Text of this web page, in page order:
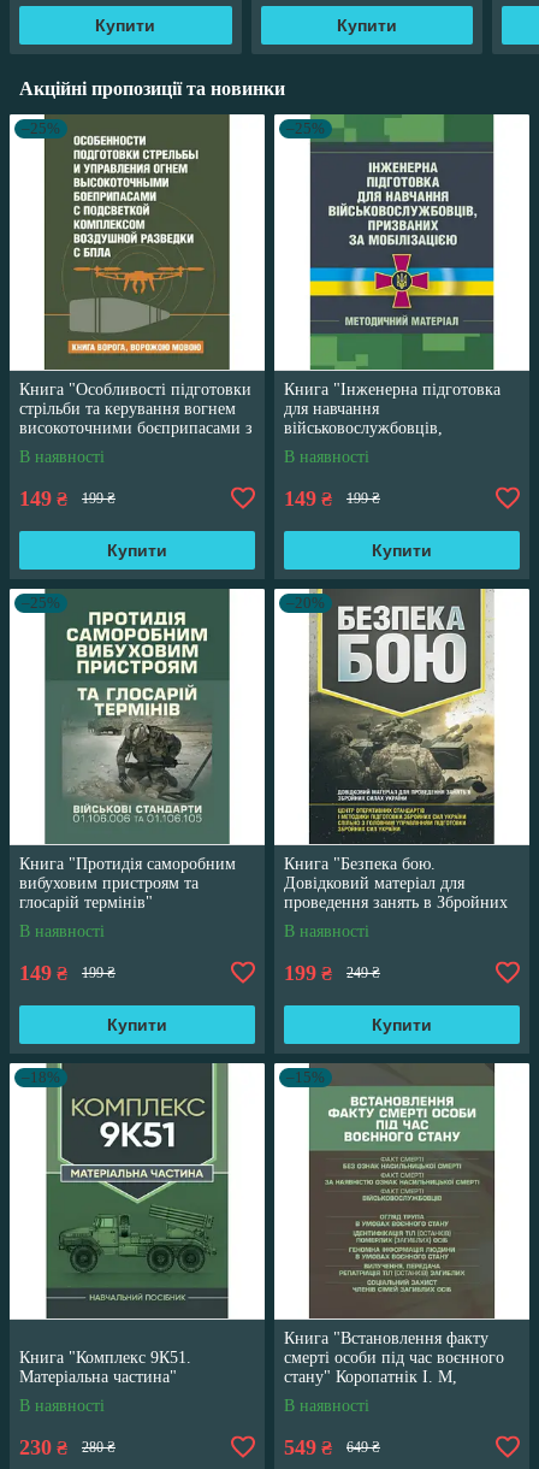
Купити Купити
Акційні пропозиції та новинки
–25%
Книга "Особливості підготовки
стрільби та керування вогнем
високоточними боєприпасами з
підсвіткою комплексом"
В наявності
149 ₴ 199 ₴
Купити
–25%
Книга "Інженерна підготовка
для навчання
військовослужбовців,
призваних за мобілізацією"
В наявності
149 ₴ 199 ₴
Купити
–25%
Книга "Протидія саморобним
вибуховим пристроям та
глосарій термінів"
В наявності
149 ₴ 199 ₴
Купити
–20%
Книга "Безпека бою.
Довідковий матеріал для
проведення занять в Збройних
силах України"
В наявності
199 ₴ 249 ₴
Купити
–18%
Книга "Комплекс 9К51.
Матеріальна частина"
В наявності
230 ₴ 280 ₴
–15%
Книга "Встановлення факту
смерті особи під час воєнного
стану" Коропатнік І. М,
Микитюк М. А
В наявності
549 ₴ 649 ₴